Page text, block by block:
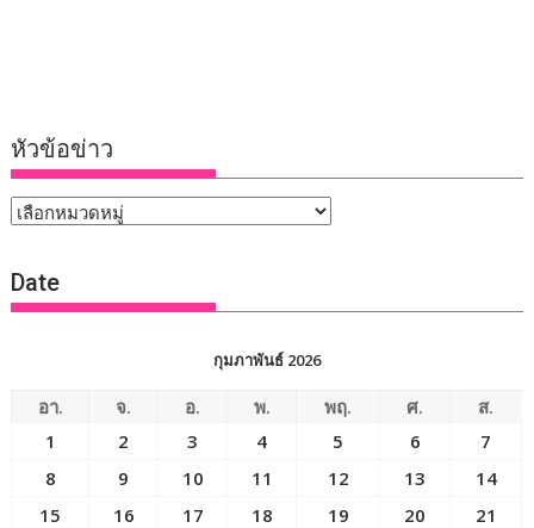
หัวข้อข่าว
หัวข้อ
Date
กุมภาพันธ์ 2026
อา. จ. อ. พ. พฤ. ศ.
ส.
1
2 3 4 5 6
7
8
9 10 11 12 13
14
15
16 17 18 19 20
21